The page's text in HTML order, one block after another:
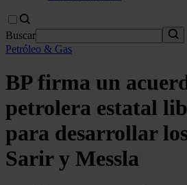
Buscar
Petróleo & Gas
BP firma un
petrolera estatal
para desarrollar
Sarir y Messla